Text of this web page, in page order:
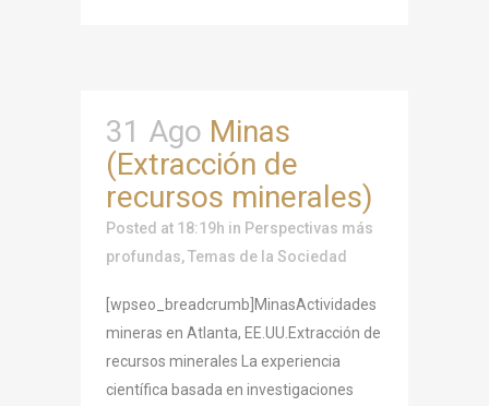
31 Ago Minas
(Extracción de
recursos minerales)
Posted at 18:19h in Perspectivas más
profundas,Temas de la Sociedad
[wpseo_breadcrumb]MinasActividades
mineras en Atlanta, EE.UU.Extracción de
recursos minerales La experiencia
científica basada en investigaciones